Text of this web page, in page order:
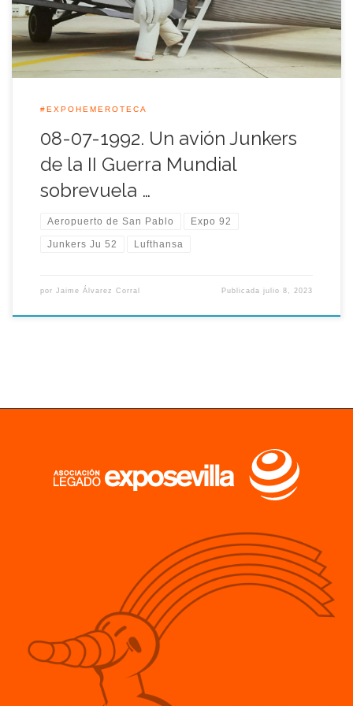
quedarse en tierra a lo Bogart, aunque los vuelos de […]
#EXPOHEMEROTECA
08-07-1992. Un avión Junkers
de la II Guerra Mundial
sobrevuela …
Aeropuerto de San Pablo Expo 92
Junkers Ju 52 Lufthansa
por Jaime Álvarez Corral Publicadajulio 8, 2023